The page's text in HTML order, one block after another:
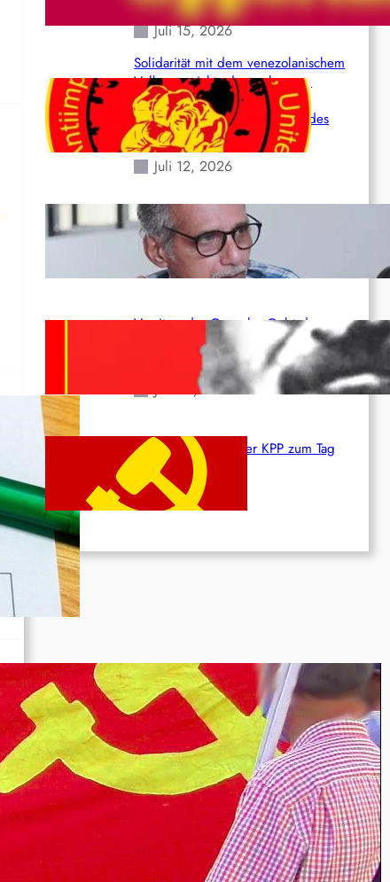
Juli 15, 2026
Solidarität mit dem venezolanischem
Volk angesichts der verlorenen
Leben und der katastrophalen
Situation durch die Erdbeben des
24. Juni!
Juli 12, 2026
Indien: „Die Politik der Kapitulation“
von K. Murali (Ajith)
Juli 1, 2026
Vorsitzender Gonzalo: Gebt das
Leben für die Partei und die
Revolution!
Juni 19, 2026
Beschluss des ZK der KPP zum Tag
des Heldentums
Juni 19, 2026